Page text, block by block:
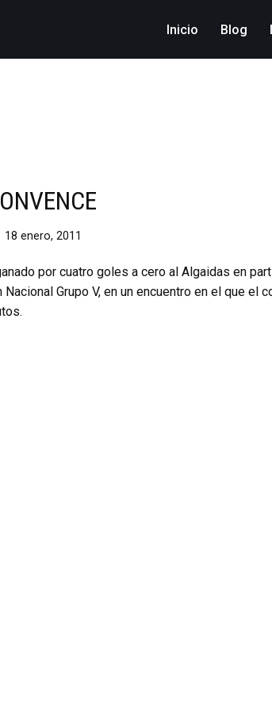
Inicio Blog
18 enero, 2011
por cuatro goles a cero al Algaidas en
Grupo V, en un encuentro en el que el